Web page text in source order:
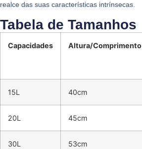
realce das suas características intrínsecas.
Tabela de Tamanhos
Capacidades Altura/Comprimento
15L 40cm
20L 45cm
30L 53cm